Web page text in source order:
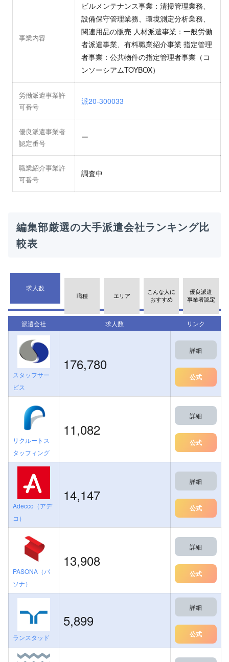
事業内容
ビルメンテナンス事業：清掃管理業務、
設備保守管理業務、環境測定分析業務、
関連用品の販売 人材派遣事業：一般労働
者派遣事業、有料職業紹介事業 指定管理
者事業：公共物件の指定管理者事業（コ
ンソーシアムTOYBOX）
労働派遣事業許
可番号
派20-300033
優良派遣事業者
認定番号
ー
職業紹介事業許
可番号
調査中
編集部厳選の大手派遣会社ランキング比
較表
求人数
職種 エリア
こんな人に
おすすめ
優良派遣
事業者認定
派遣会社 求人数 リンク
スタッフサー
ビス
176,780
詳細
公式
リクルートス
タッフィング
11,082
詳細
公式
Adecco（アデ
コ）
14,147
詳細
公式
PASONA（パ
ソナ）
13,908
詳細
公式
ランスタッド
5,899
詳細
公式